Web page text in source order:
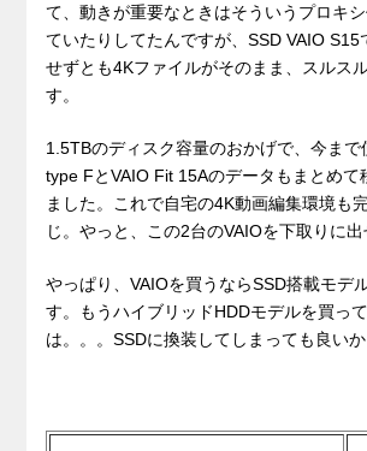
て、動きが重要なときはそういうプロキ
ていたりしてたんですが、SSD VAIO S15
せずとも4Kファイルがそのまま、スルス
す。
1.5TBのディスク容量のおかげで、今まで
type FとVAIO Fit 15Aのデータもまとめて
ました。これで自宅の4K動画編集環境も
じ。やっと、この2台のVAIOを下取りに出
やっぱり、VAIOを買うならSSD搭載モデ
す。もうハイブリッドHDDモデルを買っ
は。。。SSDに換装してしまっても良いか